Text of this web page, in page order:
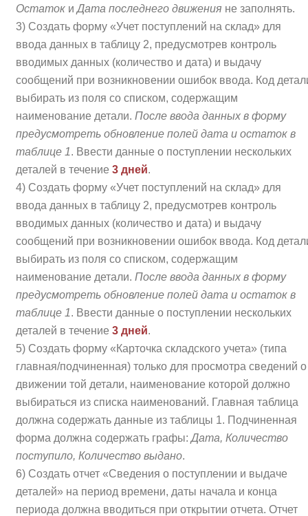
Остаток и Дата последнего движения не заполнять.
3) Создать форму «Учет поступлений на склад» для
ввода данных в таблицу 2, предусмотрев контроль
вводимых данных (количество и дата) и выдачу
сообщений при возникновении ошибок ввода. Код
выбирать из поля со списком, содержащим
наименование детали. После ввода данных в форму
предусмотреть обновление полей дата и остаток в
таблице 1. Ввести данные о поступлении нескольких
деталей в течение 3 дней.
4) Создать форму «Учет поступлений на склад» для
ввода данных в таблицу 2, предусмотрев контроль
вводимых данных (количество и дата) и выдачу
сообщений при возникновении ошибок ввода. Код
выбирать из поля со списком, содержащим
наименование детали. После ввода данных в форму
предусмотреть обновление полей дата и остаток в
таблице 1. Ввести данные о поступлении нескольких
деталей в течение 3 дней.
5) Создать форму «Карточка складского учета» (типа
главная/подчиненная) только для просмотра сведений о
движении той детали, наименование которой должно
выбираться из списка наименований. Главная таблица
должна содержать данные из таблицы 1. Подчиненная
форма должна содержать графы: Дата, Количество
поступило, Количество выдано.
6) Создать отчет «Сведения о поступлении и выдаче
деталей» на период времени, даты начала и конца
периода должна вводиться при открытии отчета. Отчет